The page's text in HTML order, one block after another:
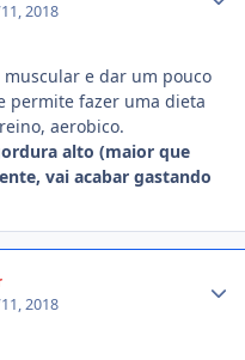
2018
e dar um pouco
permite fazer uma dieta
aerobico.
alto (maior que
vai acabar gastando
2018